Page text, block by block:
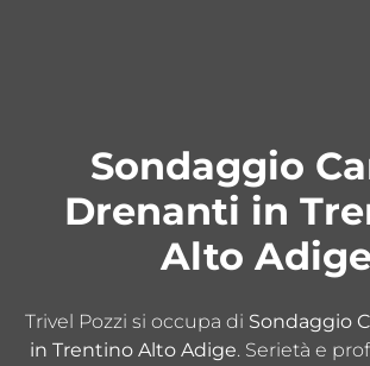
Sondaggio
Drenanti in
Alto
Trivel Pozzi si occupa di Sondaggio
in Trentino Alto Adige. Serietà e